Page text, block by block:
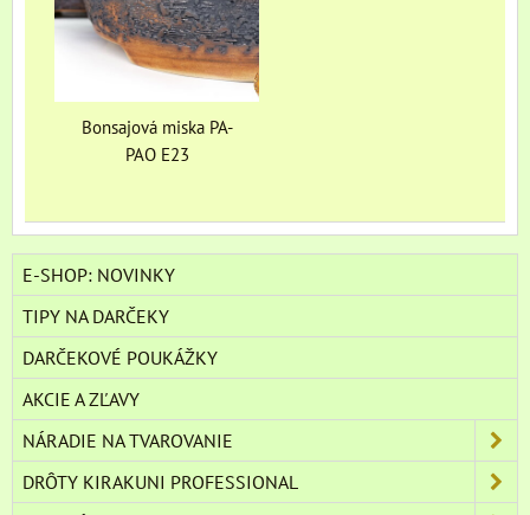
Bonsajová miska PA-
PAO E23
E-SHOP: NOVINKY
TIPY NA DARČEKY
DARČEKOVÉ POUKÁŽKY
AKCIE A ZĽAVY
NÁRADIE NA TVAROVANIE
DRÔTY KIRAKUNI PROFESSIONAL